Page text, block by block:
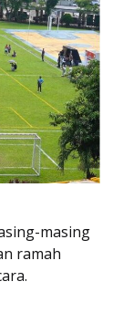
masing
ramah